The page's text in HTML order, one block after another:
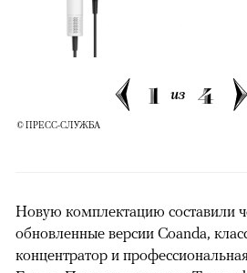
1 из 4
© ПРЕСС-СЛУЖБА
Новую комплектацию составили
обновленные версии Coanda,
концентратор и